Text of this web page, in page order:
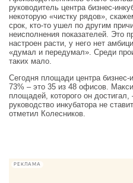
руководитель центра бизнес-
некоторую «чистку рядов»,
срок, кто-то ушел по другим
неисполнения показателей. Это
настроен расти, у него нет
«думал и передумал». Среди
таких мало.
Сегодня площади центра бизнес-
73% – это 35 из 48 офисов.
площадей, которого он
руководство инкубатора не
отметил Колесников.
РЕКЛАМА